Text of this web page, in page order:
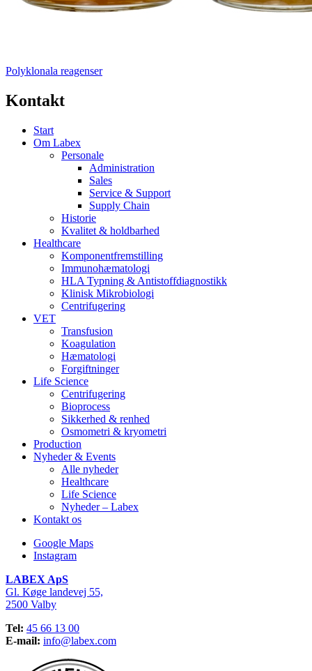
Polyklonala reagenser
Kontakt
Start
Om Labex
Personale
Administration
Sales
Service & Support
Supply Chain
Historie
Kvalitet & holdbarhed
Healthcare
Komponentfremstilling
Immunohæmatologi
HLA Typning & Antistoffdiagnostikk
Klinisk Mikrobiologi
Centrifugering
VET
Transfusion
Koagulation
Hæmatologi
Forgiftninger
Life Science
Centrifugering
Bioprocess
Sikkerhed & renhed
Osmometri & kryometri
Production
Nyheder & Events
Alle nyheder
Healthcare
Life Science
Nyheder – Labex
Kontakt os
Google Maps
Instagram
LABEX ApS
Gl. Køge landevej 55,
2500 Valby
Tel: 45 66 13 00
E-mail: info@labex.com